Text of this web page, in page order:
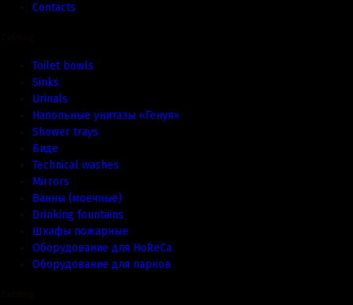
Contacts
Toilet bowls
Sinks
Urinals
Напольные унитазы «Генуя»
Shower trays
Биде
Technical washes
Mirrors
Ванны (моечные)
Drinking fountains
Шкафы пожарные
Оборудование для HoReCa
Оборудование для парков